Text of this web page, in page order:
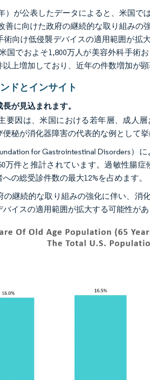
）が公表したデータによると、米国
善に向けた政府の継続的な取り組みの
向け低侵襲デバイスの適用範囲が拡
国でおよそ1,800万人が美容外科手術
上増加しており、近年の件数増加が顕
ドとインサイト
が見込まれます。
要因は、米国における若年層、成人
秘が消化器障害の代表的な例として挙
for Gastrointestinal Disorders）
万件と推計されています。過敏性腸
の総受診件数の最大12%を占めます。
継続的な取り組みの強化に伴い、消
イスの適用範囲が拡大する可能性があ